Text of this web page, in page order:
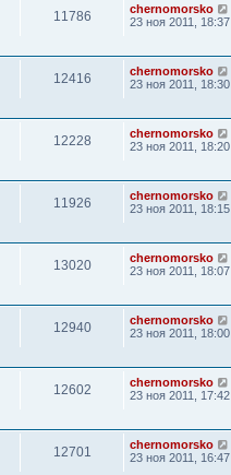
11786
chernomorsko
23 ноя 2011, 18:37
12416
chernomorsko
23 ноя 2011, 18:30
12228
chernomorsko
23 ноя 2011, 18:20
11926
chernomorsko
23 ноя 2011, 18:15
13020
chernomorsko
23 ноя 2011, 18:07
12940
chernomorsko
23 ноя 2011, 18:00
12602
chernomorsko
23 ноя 2011, 17:42
12701
chernomorsko
23 ноя 2011, 16:47